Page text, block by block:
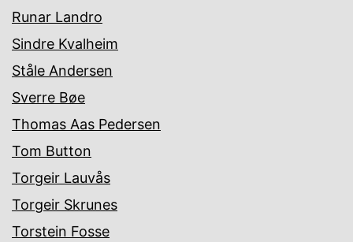
Runar Landro
Sindre Kvalheim
Ståle Andersen
Sverre Bøe
Thomas Aas Pedersen
Tom Button
Torgeir Lauvås
Torgeir Skrunes
Torstein Fosse